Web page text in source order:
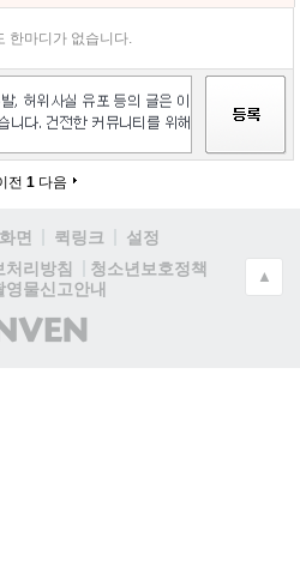
한마디가 없습니다.
전 1 다음
면 퀵링크
설정
처리방침
청소년보호정책
영물신고안내
(주)
인
▲